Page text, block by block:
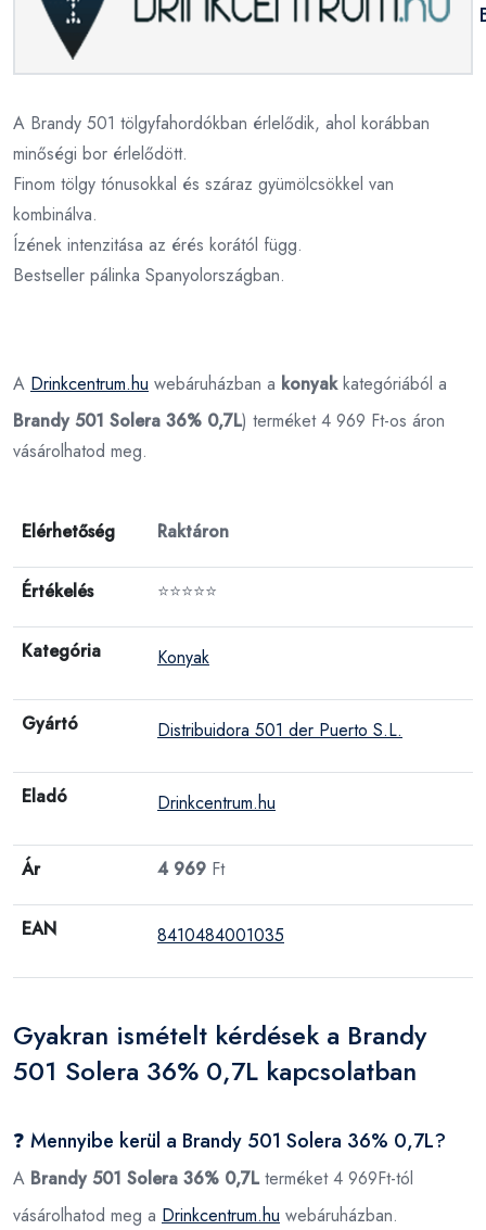
A Brandy 501 tölgyfahordókban érlelődik, ahol korábban
minőségi bor érlelődött.
Finom tölgy tónusokkal és száraz gyümölcsökkel van
kombinálva.
Ízének intenzitása az érés korától függ.
Bestseller pálinka Spanyolországban.
A Drinkcentrum.hu webáruházban a konyakkategóriából a
Brandy 501 Solera 36% 0,7L) terméket 4 969 Ft-os áron
vásárolhatod meg.
Elérhetőség Raktáron
Értékelés ⭐⭐⭐⭐⭐
Kategória Konyak
Gyártó Distribuidora 501 der Puerto S.L.
Eladó Drinkcentrum.hu
Ár 4 969 Ft
EAN 8410484001035
Gyakran ismételt kérdések a Brandy
501 Solera 36% 0,7L kapcsolatban
❓ Mennyibe kerül a Brandy 501 Solera 36% 0,7L?
A Brandy 501 Solera 36% 0,7Lterméket 4 969Ft-tól
vásárolhatod meg a Drinkcentrum.hu webáruházban.